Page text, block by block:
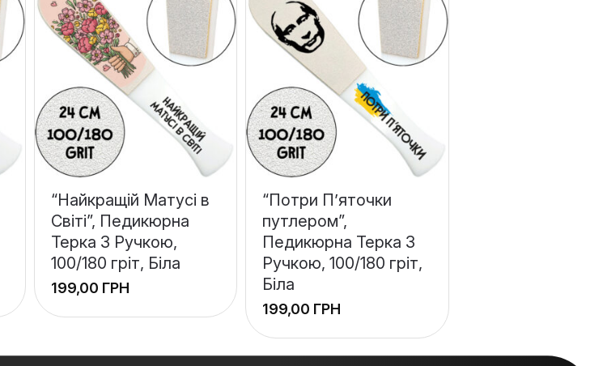
“Найкращій Матусі в
Світі”, Педикюрна
Терка З Ручкою,
100/180 гріт, Біла
ГРН
“Потри П’яточки
путлером”,
Педикюрна Терка З
Ручкою, 100/180 гріт,
Біла
ГРН